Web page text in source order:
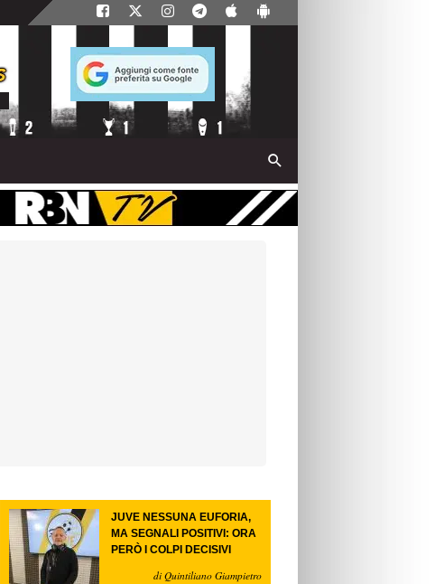
JUVE NESSUNA EUFORIA,
MA SEGNALI POSITIVI: ORA
PERÒ I COLPI DECISIVI
di Quintiliano Giampietro